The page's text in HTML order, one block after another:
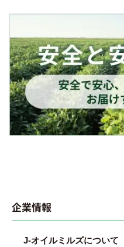
企業情報
J-オイルミルズについて